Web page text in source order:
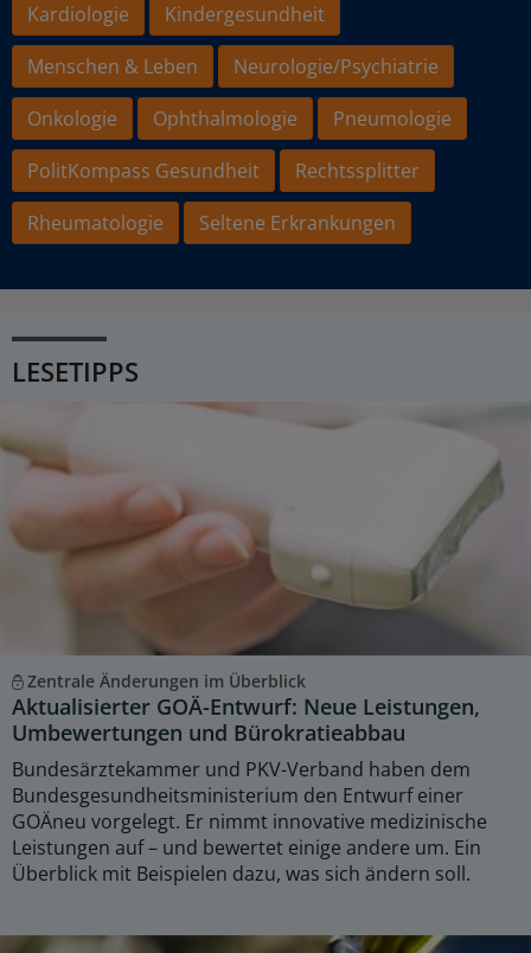
Kardiologie
Kindergesundheit
Menschen & Leben
Neurologie/Psychiatrie
Onkologie
Ophthalmologie
Pneumologie
PolitKompass Gesundheit
Rechtssplitter
Rheumatologie
Seltene Erkrankungen
LESETIPPS
Zentrale Änderungen im Überblick
Aktualisierter GOÄ-Entwurf: Neue Leistungen,
Umbewertungen und Bürokratieabbau
Bundesärztekammer und PKV-Verband haben dem
Bundesgesundheitsministerium den Entwurf einer
GOÄneu vorgelegt. Er nimmt innovative medizinische
Leistungen auf – und bewertet einige andere um. Ein
Überblick mit Beispielen dazu, was sich ändern soll.